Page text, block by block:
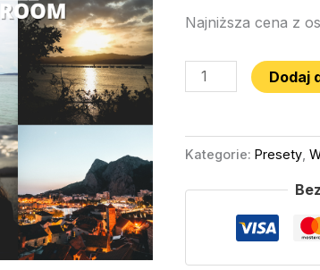
Najniższa cena z
Dodaj
Kategorie:Presety ,